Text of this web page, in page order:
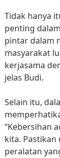
Tidak hanya
penting
pintar dalam
masyarakat
kerjasama
jelas Budi.
Selain itu,
“Kebersihan
kita.
peralatan